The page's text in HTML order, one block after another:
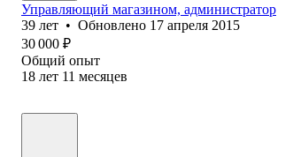
Управляющий магазином, администратор
39 лет • Обновлено 17 апреля 2015
30 000 ₽
Общий опыт
18 лет 11 месяцев